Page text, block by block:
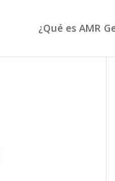
¿Qué es AMR